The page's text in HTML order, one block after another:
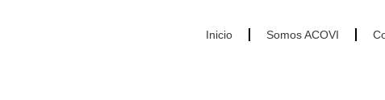
Inicio Somos ACOVI